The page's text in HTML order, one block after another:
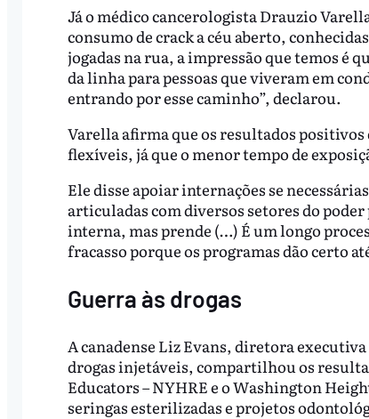
Já o médico cancerologista Drauzio
consumo de crack a céu aberto,
jogadas na rua, a impressão que temos é
da linha para pessoas que viveram em
entrando por esse caminho”, declarou.
Varella afirma que os resultados
flexíveis, já que o menor tempo de
Ele disse apoiar internações se
articuladas com diversos setores do
interna, mas prende (…) É um longo
fracasso porque os programas dão certo
Guerra às drogas
A canadense Liz Evans, diretora
drogas injetáveis, compartilhou os
Educators – NYHRE e o Washington
seringas esterilizadas e projetos